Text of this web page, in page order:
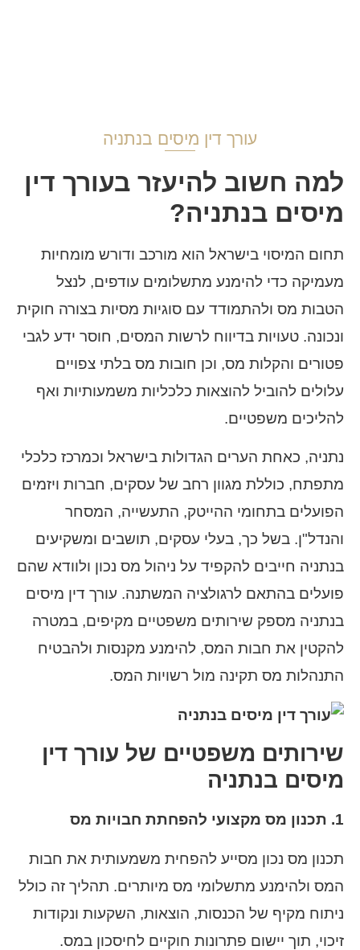
עורך דין מיסים בנתניה
למה חשוב להיעזר בעורך דין
מיסים בנתניה?
תחום המיסוי בישראל הוא מורכב ודורש מומחיות
מעמיקה כדי להימנע מתשלומים עודפים, לנצל
הטבות מס ולהתמודד עם סוגיות מסיות בצורה חוקית
ונכונה. טעויות בדיווח לרשות המסים, חוסר ידע לגבי
פטורים והקלות מס, וכן חובות מס בלתי צפויים
עלולים להוביל להוצאות כלכליות משמעותיות ואף
להליכים משפטיים.
נתניה, כאחת הערים הגדולות בישראל וכמרכז כלכלי
מתפתח, כוללת מגוון רחב של עסקים, חברות ויזמים
הפועלים בתחומי ההייטק, התעשייה, המסחר
והנדל"ן. בשל כך, בעלי עסקים, תושבים ומשקיעים
בנתניה חייבים להקפיד על ניהול מס נכון ולוודא שהם
פועלים בהתאם לרגולציה המשתנה. עורך דין מיסים
בנתניה מספק שירותים משפטיים מקיפים, במטרה
להקטין את חבות המס, להימנע מקנסות ולהבטיח
התנהלות מס תקינה מול רשויות המס.
שירותים משפטיים של עורך דין
מיסים בנתניה
1. תכנון מס מקצועי להפחתת חבויות מס
תכנון מס נכון מסייע להפחית משמעותית את חבות
המס ולהימנע מתשלומי מס מיותרים. תהליך זה כולל
ניתוח מקיף של הכנסות, הוצאות, השקעות ונקודות
זיכוי, תוך יישום פתרונות חוקיים לחיסכון במס.